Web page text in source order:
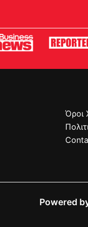
Όροι
Powered